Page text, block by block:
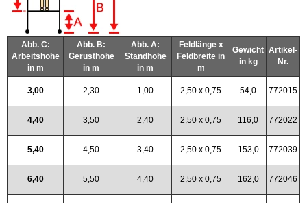
Abb. C:
Arbeitshöhe
in m
Abb. B:
Gerüsthöhe
in m
Abb. A:
Standhöhe
in m
Feldlänge x
Feldbreite in
m
Gewicht
in kg
Artikel-
Nr.
3,00 2,30 1,00 2,50 x 0,75 54,0 772015
4,40 3,50 2,40 2,50 x 0,75 116,0 772022
5,40 4,50 3,40 2,50 x 0,75 153,0 772039
6,40 5,50 4,40 2,50 x 0,75 162,0 772046